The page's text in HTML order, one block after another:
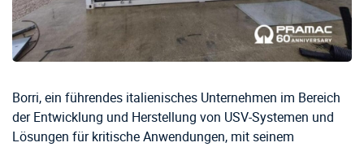
Borri, ein führendes italienisches Unternehmen im Bereich
der Entwicklung und Herstellung von USV-Systemen und
Lösungen für kritische Anwendungen, mit seinem